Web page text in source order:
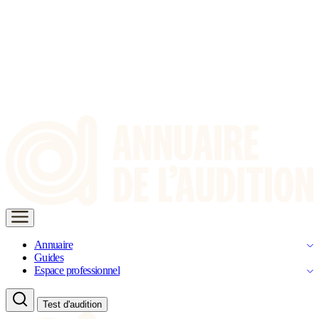
Annuaire
Guides
Espace professionnel
Test d'audition